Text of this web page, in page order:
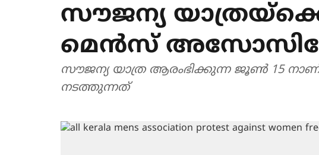
സൗജന്യ
മെൻസ്
സൗജന്യ യാത്ര ആരംഭിക്കുന്ന ജൂൺ 15 നാണ്
നടത്തുന്നത്